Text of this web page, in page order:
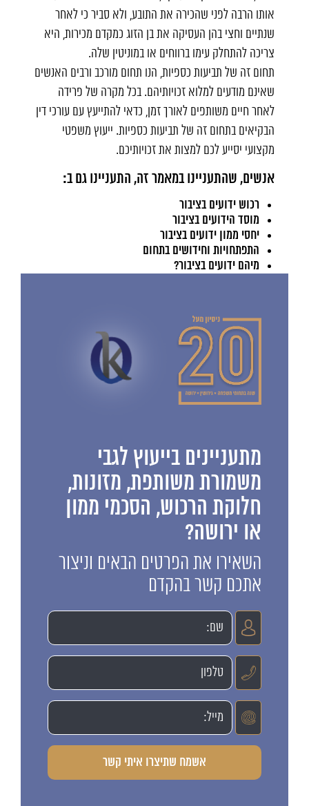
אותו הרבה לפני שהכירה את התובע, ולא סביר כי לאחר
שנתיים וחצי בהן העסיקה את בן הזוג כמקדם מכירות, היא
צריכה להתחלק עימו ברווחים או במוניטין שלה.
תחום זה של תביעות כספיות, הנו תחום מורכב ורבים האנשים
שאינם מודעים למלוא זכויותיהם. בכל מקרה של פרידה
לאחר חיים משותפים לאורך זמן, כדאי להתייעץ עם עורכי דין
הבקיאים בתחום זה של תביעות כספיות. ייעוץ משפטי
מקצועי יסייע לכם למצות את זכויותיכם.
אנשים, שהתעניינו במאמר זה, התעניינו גם ב:
רכוש ידועים בציבור
מוסד הידועים בציבור
יחסי ממון ידועים בציבור
התפתחויות וחידושים בתחום
מיהם ידועים בציבור?
מתעניינים בייעוץ לגבי
משמורת משותפת, מזונות,
חלוקת הרכוש, הסכמי ממון
או ירושה?
השאירו את הפרטים הבאים וניצור
אתכם קשר בהקדם